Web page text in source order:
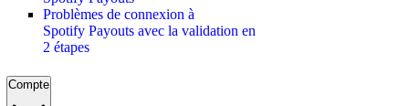
Problèmes de connexion à
Spotify Payouts avec la validation en
2 étapes
Compte